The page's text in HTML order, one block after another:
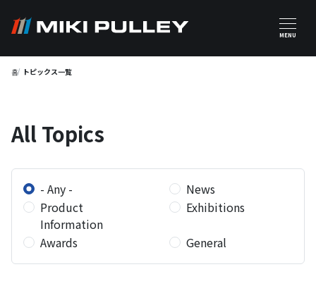
MENU
홈 トピックス一覧
All Topics
- Any -
News
Product
Information
Exhibitions
Awards General